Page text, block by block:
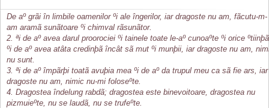
De aº grãi în limbile oamenilor ºi ale îngerilor, iar dragoste nu am, fãcutu-m-
am aramã sunãtoare ºi chimval rãsunãtor.
2. ªi de aº avea darul proorociei ºi tainele toate le-aº cunoaºte ºi orice
ºi de aº avea atâta credinþã încât sã mut ºi munþii, iar dragoste nu am,
nu sunt.
3. ªi de aº împãrþi toatã avuþia mea ºi de aº da trupul meu ca sã fie ars, iar
dragoste nu am, nimic nu-mi foloseºte.
4. Dragostea îndelung rabdã; dragostea este binevoitoare, dragostea nu
pizmuieºte, nu se laudã, nu se trufeºte.